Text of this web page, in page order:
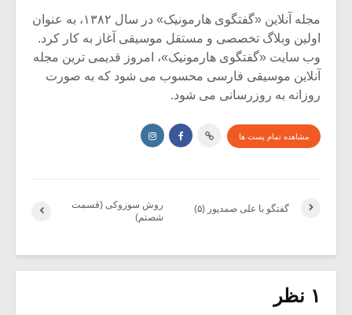
مجله آنلاین «گفتگوی هارمونیک» در سال ۱۳۸۲، به عنوان
اولین وبلاگ تخصصی و مستقل موسیقی آغاز به کار کرد.
وب سایت «گفتگوی هارمونیک»، امروز قدیمی ترین مجله
آنلاین موسیقی فارسی محسوب می شود که به صورت
روزانه به روزرسانی می شود.
مشاهده تمام پست ها
روش سوزوکی (قسمت
شصتم)
گفتگو با علی صمدپور (۵)
۱ نظر